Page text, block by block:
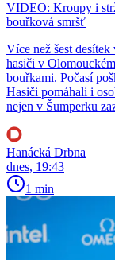
VIDEO: Kroupy i
bouřková smršť
Více než šest
hasiči v
bouřkami. Počasí
Hasiči pomáhali i
nejen v Šumperku
Hanácká Drbna
dnes, 19:43
1 min